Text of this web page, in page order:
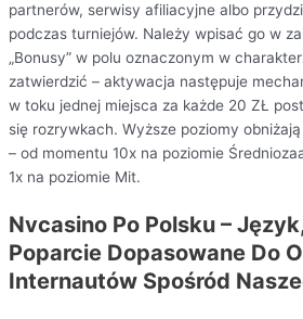
partnerów, serwisy afiliacyjne albo
podczas turniejów. Należy wpisać go w
„Bonusy” w polu oznaczonym w
zatwierdzić – aktywacja następuje
w toku jednej miejsca za każde 20 ZŁ
się rozrywkach. Wyższe poziomy
– od momentu 10x na poziomie
1x na poziomie Mit.
Nvcasino Po Polsku –
Poparcie Dopasowane Do
Internautów Spośród